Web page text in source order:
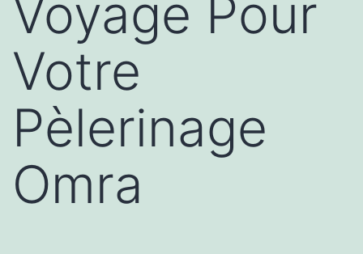
Voyage Pour
Votre
Pèlerinage
Omra